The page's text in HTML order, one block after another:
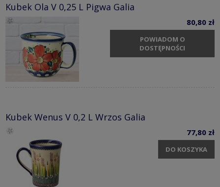
Kubek Ola V 0,25 L Pigwa Galia
80,80 zł
POWIADOM O
DOSTĘPNOŚCI
Kubek Wenus V 0,2 L Wrzos Galia
77,80 zł
DO KOSZYKA